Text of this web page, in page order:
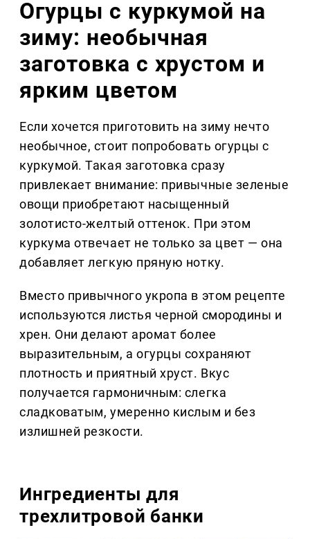
Огурцы с куркумой на
зиму: необычная
заготовка с хрустом и
ярким цветом
Если хочется приготовить на зиму нечто
необычное, стоит попробовать огурцы с
куркумой. Такая заготовка сразу
привлекает внимание: привычные зеленые
овощи приобретают насыщенный
золотисто-желтый оттенок. При этом
куркума отвечает не только за цвет — она
добавляет легкую пряную нотку.
Вместо привычного укропа в этом рецепте
используются листья черной смородины и
хрен. Они делают аромат более
выразительным, а огурцы сохраняют
плотность и приятный хруст. Вкус
получается гармоничным: слегка
сладковатым, умеренно кислым и без
излишней резкости.
Ингредиенты для
трехлитровой банки